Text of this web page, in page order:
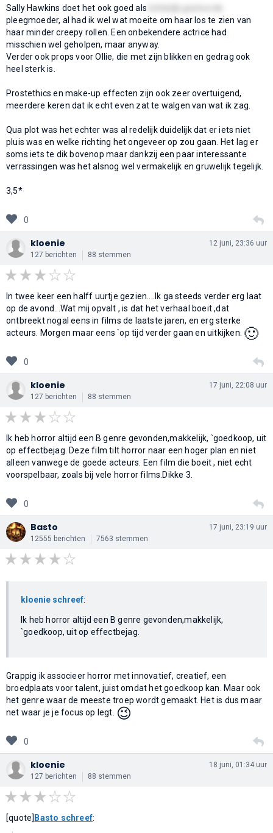
Sally Hawkins doet het ook goed als
pleegmoeder, al had ik wel wat moeite om haar los te zien van
haar minder creepy rollen. Een onbekendere actrice had
misschien wel geholpen, maar anyway.
Verder ook props voor Ollie, die met zijn blikken en gedrag ook
heel sterk is.
Prostethics en make-up effecten zijn ook zeer overtuigend,
meerdere keren dat ik echt even zat te walgen van wat ik zag.
Qua plot was het echter was al redelijk duidelijk dat er iets niet
pluis was en welke richting het ongeveer op zou gaan. Het lag er
soms iets te dik bovenop maar dankzij een paar interessante
verrassingen was het alsnog wel vermakelijk en gruwelijk tegelijk.
3,5*
0
kloenie
127 berichten 88 stemmen
12 juni, 23:36 uur
In twee keer een halff uurtje gezien....Ik ga steeds verder erg laat
op de avond...Wat mij opvalt , is dat het verhaal boeit ,dat
ontbreekt nogal eens in films de laatste jaren, en erg sterke
acteurs. Morgen maar eens `op tijd verder gaan en uitkijken. 🙂
0
kloenie
127 berichten 88 stemmen
17 juni, 22:08 uur
Ik heb horror altijd een B genre gevonden,makkelijk, `goedkoop, uit
op effectbejag. Deze film tilt horror naar een hoger plan en niet
alleen vanwege de goede acteurs. Een film die boeit , niet echt
voorspelbaar, zoals bij vele horror films.Dikke 3.
0
Basto
12555 berichten 7563 stemmen
17 juni, 23:19 uur
kloenie schreef:
Ik heb horror altijd een B genre gevonden,makkelijk,
`goedkoop, uit op effectbejag.
Grappig ik associeer horror met innovatief, creatief, een
broedplaats voor talent, juist omdat het goedkoop kan. Maar ook
het genre waar de meeste troep wordt gemaakt. Het is dus maar
net waar je je focus op legt. 😉
0
kloenie
127 berichten 88 stemmen
18 juni, 01:34 uur
[quote] Basto schreef: